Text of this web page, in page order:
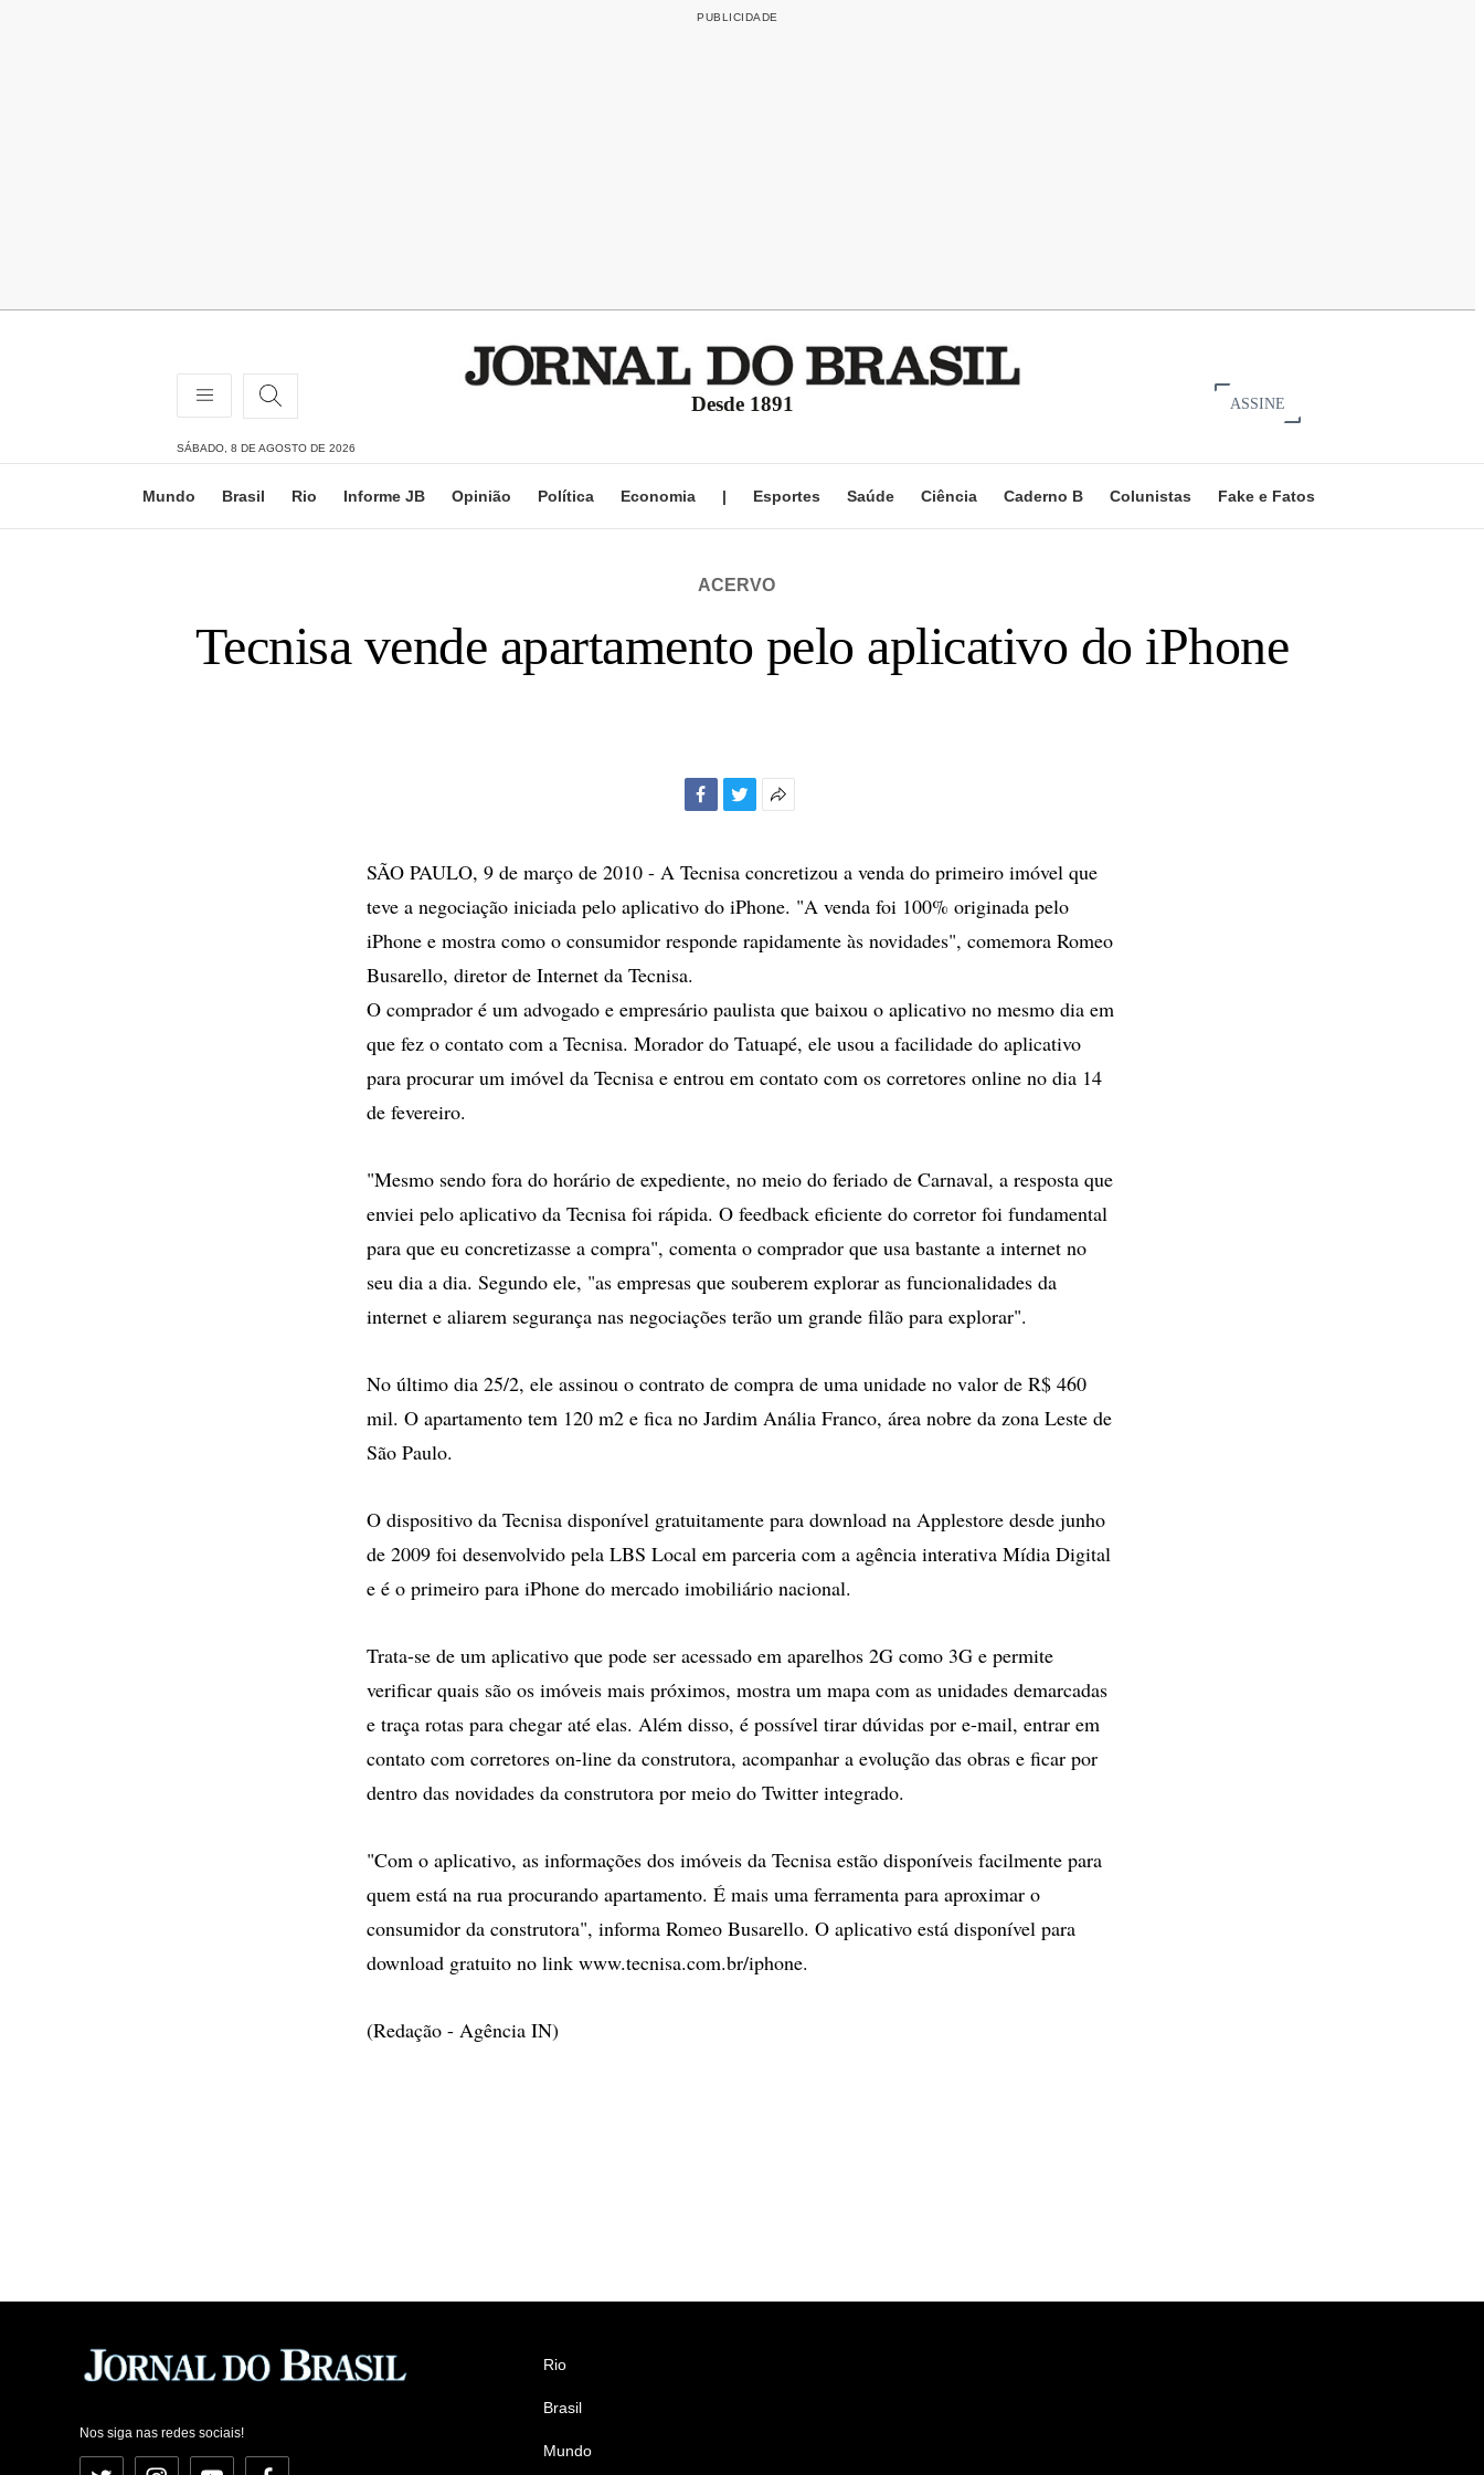
Desde 1891 ASSINE
SÁBADO, 8 DE AGOSTO DE 2026
Mundo Brasil Rio Informe JB Opinião Política Economia | Esportes Saúde Ciência Caderno B Colunistas Fake e Fatos
ACERVO
Tecnisa vende apartamento pelo aplicativo do iPhone
compartilhamento
SÃO PAULO, 9 de março de 2010 - A Tecnisa concretizou a venda do primeiro imóvel que
teve a negociação iniciada pelo aplicativo do iPhone. "A venda foi 100% originada pelo
iPhone e mostra como o consumidor responde rapidamente às novidades", comemora Romeo
Busarello, diretor de Internet da Tecnisa.
O comprador é um advogado e empresário paulista que baixou o aplicativo no mesmo dia em
que fez o contato com a Tecnisa. Morador do Tatuapé, ele usou a facilidade do aplicativo
para procurar um imóvel da Tecnisa e entrou em contato com os corretores online no dia 14
de fevereiro.
"Mesmo sendo fora do horário de expediente, no meio do feriado de Carnaval, a resposta que
enviei pelo aplicativo da Tecnisa foi rápida. O feedback eficiente do corretor foi fundamental
para que eu concretizasse a compra", comenta o comprador que usa bastante a internet no
seu dia a dia. Segundo ele, "as empresas que souberem explorar as funcionalidades da
internet e aliarem segurança nas negociações terão um grande filão para explorar".
No último dia 25/2, ele assinou o contrato de compra de uma unidade no valor de R$ 460
mil. O apartamento tem 120 m2 e fica no Jardim Anália Franco, área nobre da zona Leste de
São Paulo.
O dispositivo da Tecnisa disponível gratuitamente para download na Applestore desde junho
de 2009 foi desenvolvido pela LBS Local em parceria com a agência interativa Mídia Digital
e é o primeiro para iPhone do mercado imobiliário nacional.
Trata-se de um aplicativo que pode ser acessado em aparelhos 2G como 3G e permite
verificar quais são os imóveis mais próximos, mostra um mapa com as unidades demarcadas
e traça rotas para chegar até elas. Além disso, é possível tirar dúvidas por e-mail, entrar em
contato com corretores on-line da construtora, acompanhar a evolução das obras e ficar por
dentro das novidades da construtora por meio do Twitter integrado.
"Com o aplicativo, as informações dos imóveis da Tecnisa estão disponíveis facilmente para
quem está na rua procurando apartamento. É mais uma ferramenta para aproximar o
consumidor da construtora", informa Romeo Busarello. O aplicativo está disponível para
download gratuito no link www.tecnisa.com.br/iphone.
(Redação - Agência IN)
Nos siga nas redes sociais!
Rio
Brasil
Mundo